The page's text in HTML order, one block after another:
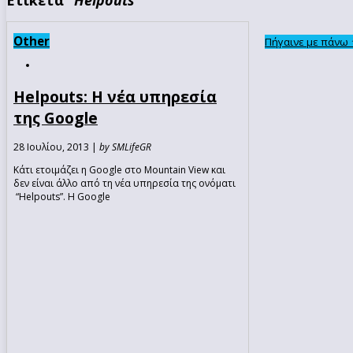
Other
Helpouts: Η νέα υπηρεσία
της Google
28 Ιουλίου, 2013 | by SMLifeGR
Κάτι ετοιμάζει η Google στο Mountain View και
δεν είναι άλλο από τη νέα υπηρεσία της ονόματι
“Helpouts”. Η Google
Πήγαινε με πάνω